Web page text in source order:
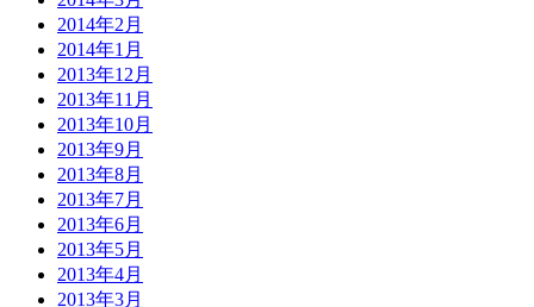
2014年2月
2014年1月
2013年12月
2013年11月
2013年10月
2013年9月
2013年8月
2013年7月
2013年6月
2013年5月
2013年4月
2013年3月